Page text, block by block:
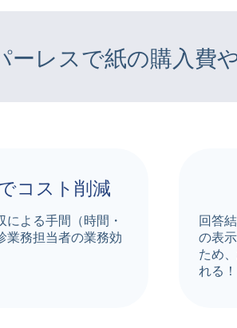
ーレスで紙の購入費
コスト削減
による手間（時間・
業務担当者の業務効
回答
の表
ため
れる！